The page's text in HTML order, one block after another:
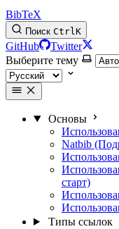
BibTeX
Поиск CtrlK
GitHub
Twitter
Выберите тему
Основы
Natbib
старт)
Типы ссылок